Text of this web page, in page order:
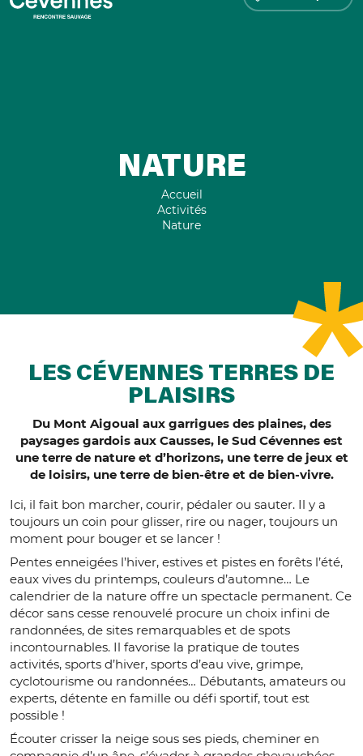
NATURE
Accueil
Activités
Nature
LES CÉVENNES TERRES DE
PLAISIRS
Du Mont Aigoual aux garrigues des plaines, des
paysages gardois aux Causses, le Sud Cévennes est
une terre de nature et d’horizons, une terre de jeux et
de loisirs, une terre de bien-être et de bien-vivre.
Ici, il fait bon marcher, courir, pédaler ou sauter. Il y a
toujours un coin pour glisser, rire ou nager, toujours un
moment pour bouger et se lancer !
Pentes enneigées l’hiver, estives et pistes en forêts l’été,
eaux vives du printemps, couleurs d’automne… Le
calendrier de la nature offre un spectacle permanent. Ce
décor sans cesse renouvelé procure un choix infini de
randonnées, de sites remarquables et de spots
incontournables. Il favorise la pratique de toutes
activités, sports d’hiver, sports d’eau vive, grimpe,
cyclotourisme ou randonnées… Débutants, amateurs ou
experts, détente en famille ou défi sportif, tout est
possible !
Écouter crisser la neige sous ses pieds, cheminer en